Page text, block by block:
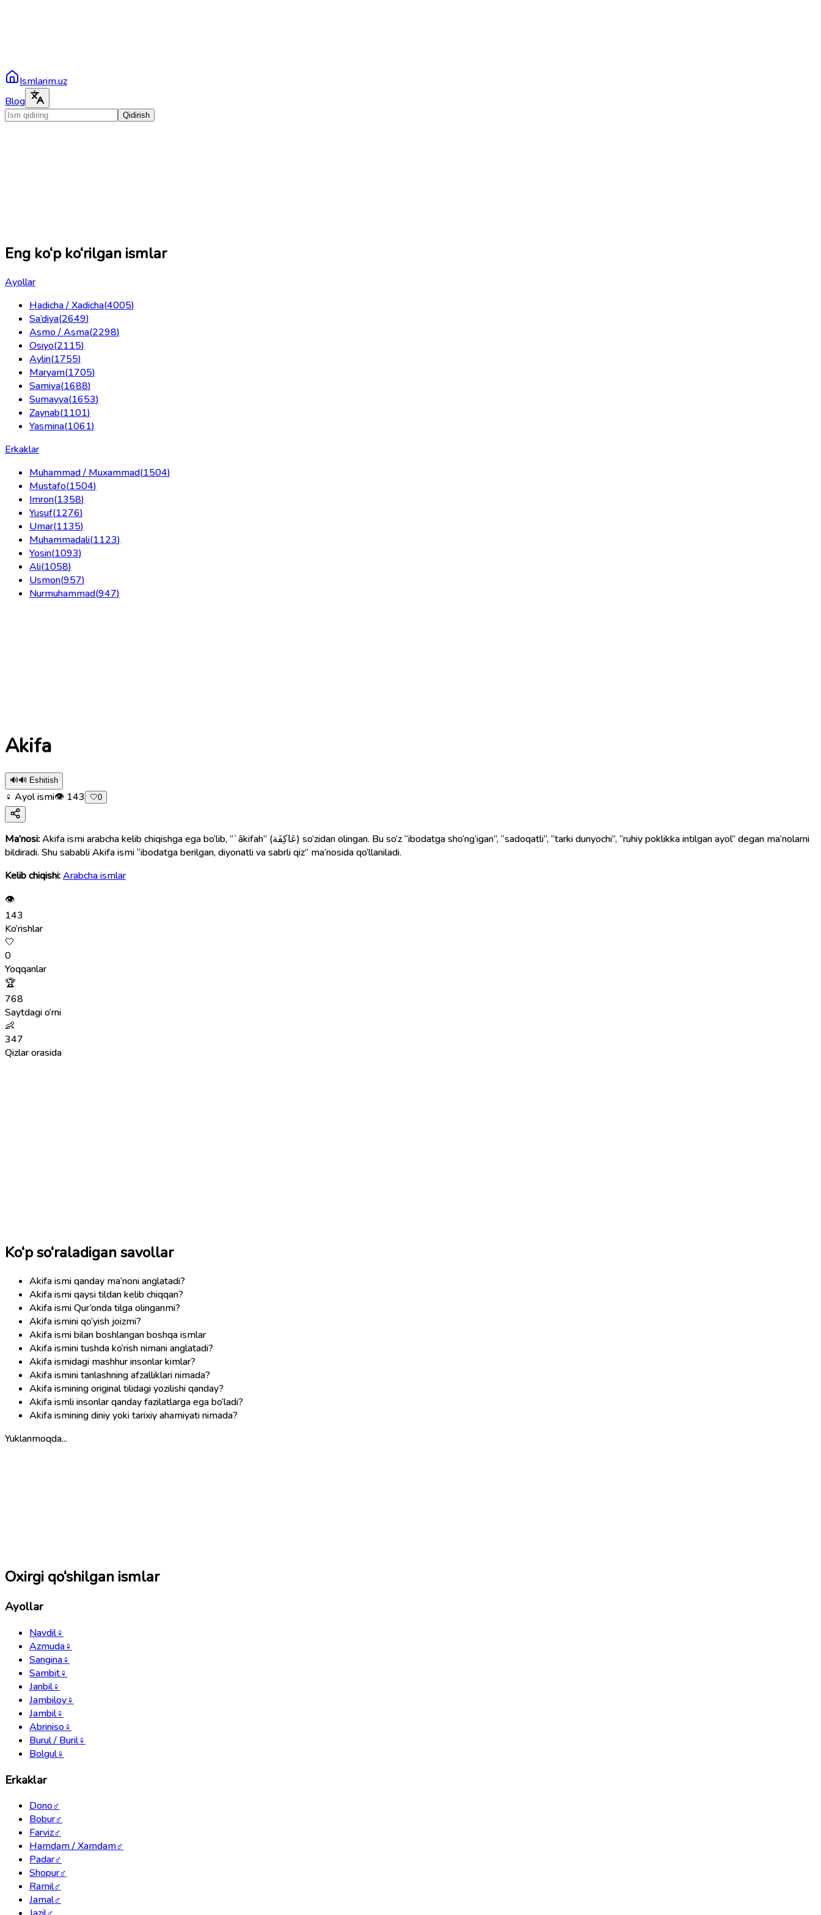
Ismlarim.uz
Blog
Qidirish
Eng ko‘p ko‘rilgan ismlar
Ayollar
Hadicha / Xadicha(4005)
Sa’diya(2649)
Asmo / Asma(2298)
Osiyo(2115)
Aylin(1755)
Maryam(1705)
Samiya(1688)
Sumayya(1653)
Zaynab(1101)
Yasmina(1061)
Erkaklar
Muhammad / Muxammad(1504)
Mustafo(1504)
Imron(1358)
Yusuf(1276)
Umar(1135)
Muhammadali(1123)
Yosin(1093)
Ali(1058)
Usmon(957)
Nurmuhammad(947)
Akifa
🔊🔊 Eshitish
♀ Ayol ismi👁 143 🤍0
Ma’nosi:Akifa ismi arabcha kelib chiqishga ega bo‘lib, “ʿākifah” (عَاكِفَة) so‘zidan olingan. Bu so‘z “ibodatga sho‘ng‘igan”, “sadoqatli”, “tarki dunyochi”, “ruhiy poklikka intilgan ayol” degan ma’nolarni
bildiradi. Shu sababli Akifa ismi “ibodatga berilgan, diyonatli va sabrli qiz” ma’nosida qo‘llaniladi.
Kelib chiqishi:Arabcha ismlar
👁
143
Ko‘rishlar
🤍
0
Yoqqanlar
🏆
768
Saytdagi o‘rni
👶
347
Qizlar orasida
Ko‘p so‘raladigan savollar
Akifa ismi qanday ma’noni anglatadi?
Akifa ismi qaysi tildan kelib chiqqan?
Akifa ismi Qur’onda tilga olinganmi?
Akifa ismini qo‘yish joizmi?
Akifa ismi bilan boshlangan boshqa ismlar
Akifa ismini tushda ko‘rish nimani anglatadi?
Akifa ismidagi mashhur insonlar kimlar?
Akifa ismini tanlashning afzalliklari nimada?
Akifa ismining original tilidagi yozilishi qanday?
Akifa ismli insonlar qanday fazilatlarga ega bo‘ladi?
Akifa ismining diniy yoki tarixiy ahamiyati nimada?
Yuklanmoqda...
Oxirgi qo‘shilgan ismlar
Ayollar
Navdil♀
Azmuda♀
Sangina♀
Sambit♀
Janbil♀
Jambiloy♀
Jambil♀
Abriniso♀
Burul / Buril♀
Bolgul♀
Erkaklar
Dono♂
Bobur♂
Farviz♂
Hamdam / Xamdam♂
Padar♂
Shopur♂
Ramil♂
Jamal♂